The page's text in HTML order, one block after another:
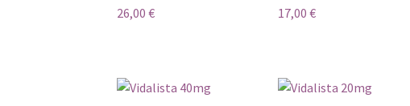
26,00€ 17,00€